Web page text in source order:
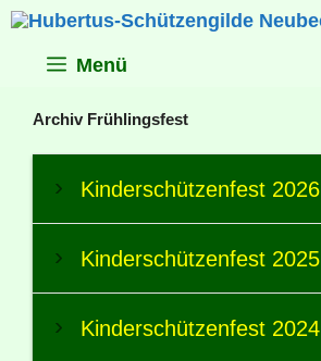
Zum
Inhalt
Menü
Archiv Frühlingsfest
Kinderschützenfest 2026
Kinderschützenfest 2025
Kinderschützenfest 2024